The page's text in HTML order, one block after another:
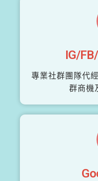
IG/
專業社群團隊代
群商機